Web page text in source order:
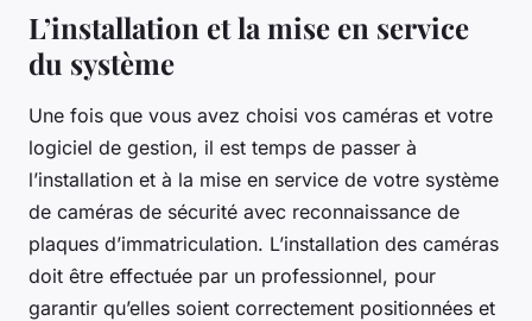
L’installation et la mise en service
du système
Une fois que vous avez choisi vos caméras et votre
logiciel de gestion, il est temps de passer à
l’installation et à la mise en service de votre système
de caméras de sécurité avec reconnaissance de
plaques d’immatriculation. L’installation des caméras
doit être effectuée par un professionnel, pour
garantir qu’elles soient correctement positionnées et